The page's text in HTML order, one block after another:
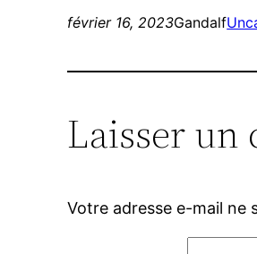
février 16, 2023Gandalf
Laisser un
Votre adresse e-mail ne